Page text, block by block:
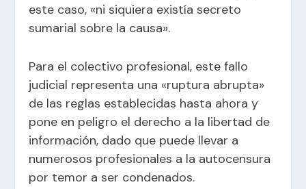
este caso, «ni siquiera existía secreto
sumarial sobre la causa».
Para el colectivo profesional, este fallo
judicial representa una «ruptura abrupta»
de las reglas establecidas hasta ahora y
pone en peligro el derecho a la libertad de
información, dado que puede llevar a
numerosos profesionales a la autocensura
por temor a ser condenados.